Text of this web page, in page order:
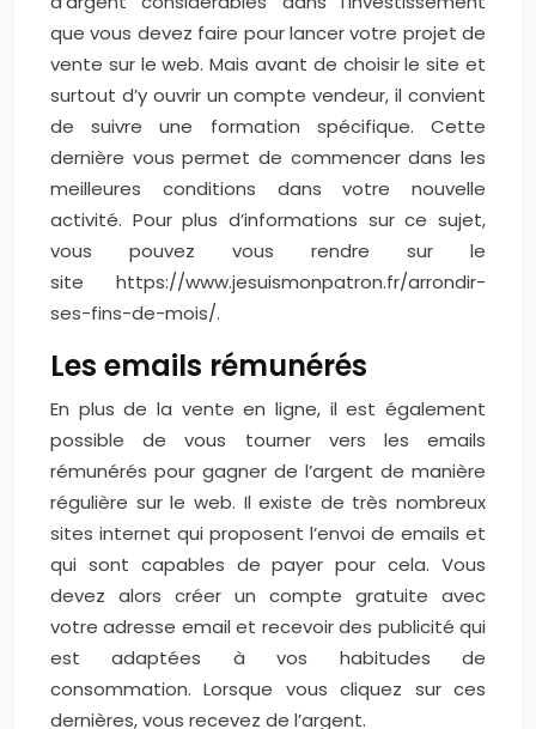
que vous devez faire pour lancer votre projet de
vente sur le web. Mais avant de choisir le site et
surtout d’y ouvrir un compte vendeur, il convient
de suivre une formation spécifique. Cette
dernière vous permet de commencer dans les
meilleures conditions dans votre nouvelle
activité. Pour plus d’informations sur ce sujet,
vous pouvez vous rendre sur le
site https://www.jesuismonpatron.fr/arrondir-
ses-fins-de-mois/.
Les emails rémunérés
En plus de la vente en ligne, il est également
possible de vous tourner vers les emails
rémunérés pour gagner de l’argent de manière
régulière sur le web. Il existe de très nombreux
sites internet qui proposent l’envoi de emails et
qui sont capables de payer pour cela. Vous
devez alors créer un compte gratuite avec
votre adresse email et recevoir des publicité qui
est adaptées à vos habitudes de
consommation. Lorsque vous cliquez sur ces
dernières, vous recevez de l’argent.